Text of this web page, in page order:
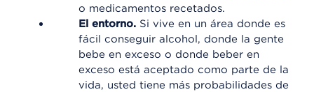
o medicamentos recetados.
El entorno. Si vive en un área donde es
fácil conseguir alcohol, donde la gente
bebe en exceso o donde beber en
exceso está aceptado como parte de la
vida, usted tiene más probabilidades de